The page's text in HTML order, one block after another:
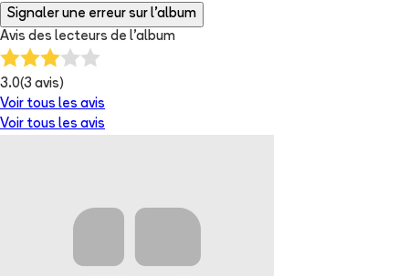
Signaler une erreur sur l'album
Avis des lecteurs de l'album
3.0(3 avis)
Voir tous les avis
Voir tous les avis